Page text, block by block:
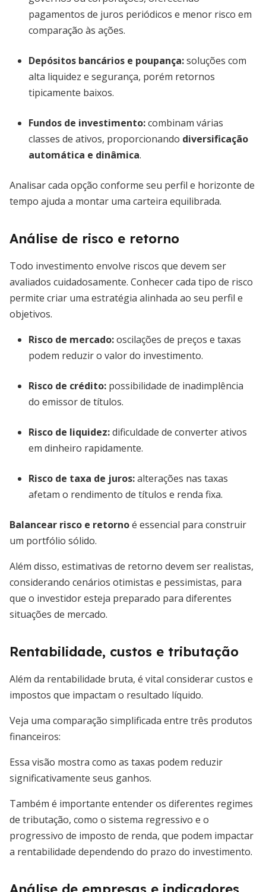
pagamentos de juros periódicos e menor risco em
comparação às ações.
Depósitos bancários e poupança:soluções com
alta liquidez e segurança, porém retornos
tipicamente baixos.
Fundos de investimento:combinam várias
classes de ativos, proporcionando diversificação
automática e dinâmica.
Analisar cada opção conforme seu perfil e horizonte de
tempo ajuda a montar uma carteira equilibrada.
Análise de risco e retorno
Todo investimento envolve riscos que devem ser
avaliados cuidadosamente. Conhecer cada tipo de risco
permite criar uma estratégia alinhada ao seu perfil e
objetivos.
Risco de mercado:oscilações de preços e taxas
podem reduzir o valor do investimento.
Risco de crédito: possibilidade de inadimplência
do emissor de títulos.
Risco de liquidez:dificuldade de converter ativos
em dinheiro rapidamente.
Risco de taxa de juros:alterações nas taxas
afetam o rendimento de títulos e renda fixa.
Balancear risco e retornoé essencial para construir
um portfólio sólido.
Além disso, estimativas de retorno devem ser realistas,
considerando cenários otimistas e pessimistas, para
que o investidor esteja preparado para diferentes
situações de mercado.
Rentabilidade, custos e tributação
Além da rentabilidade bruta, é vital considerar custos e
impostos que impactam o resultado líquido.
Veja uma comparação simplificada entre três produtos
financeiros:
Essa visão mostra como as taxas podem reduzir
significativamente seus ganhos.
Também é importante entender os diferentes regimes
de tributação, como o sistema regressivo e o
progressivo de imposto de renda, que podem impactar
a rentabilidade dependendo do prazo do investimento.